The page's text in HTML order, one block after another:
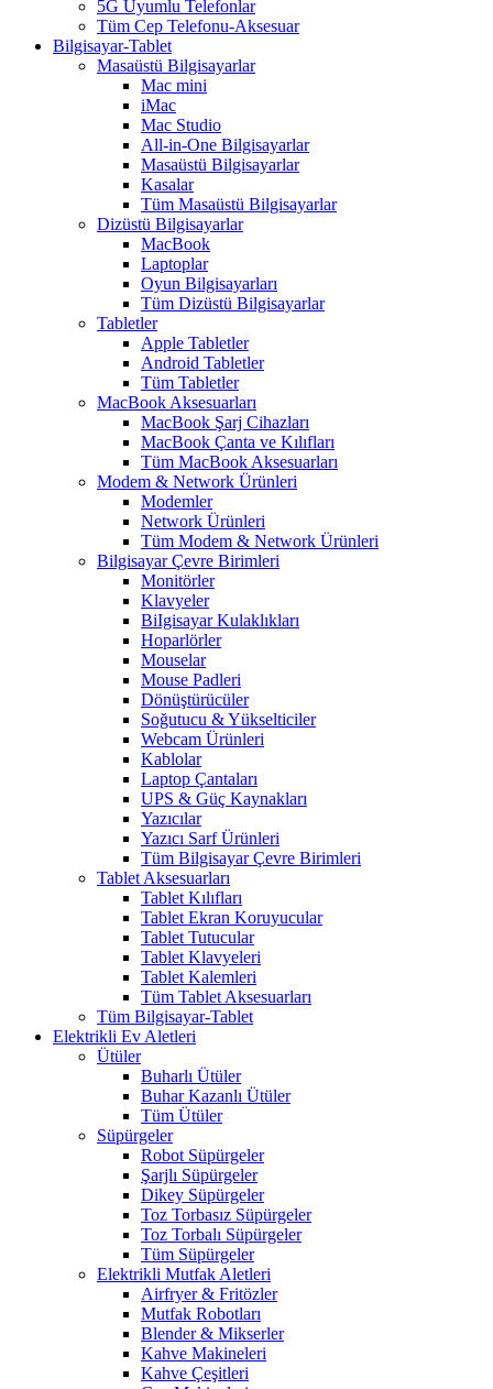
5G Uyumlu Telefonlar
Tüm Cep Telefonu-Aksesuar
Bilgisayar-Tablet
Masaüstü Bilgisayarlar
Mac mini
iMac
Mac Studio
All-in-One Bilgisayarlar
Masaüstü Bilgisayarlar
Kasalar
Tüm Masaüstü Bilgisayarlar
Dizüstü Bilgisayarlar
MacBook
Laptoplar
Oyun Bilgisayarları
Tüm Dizüstü Bilgisayarlar
Tabletler
Apple Tabletler
Android Tabletler
Tüm Tabletler
MacBook Aksesuarları
MacBook Şarj Cihazları
MacBook Çanta ve Kılıfları
Tüm MacBook Aksesuarları
Modem & Network Ürünleri
Modemler
Network Ürünleri
Tüm Modem & Network Ürünleri
Bilgisayar Çevre Birimleri
Monitörler
Klavyeler
BiIgisayar Kulaklıkları
Hoparlörler
Mouselar
Mouse Padleri
Dönüştürücüler
Soğutucu & Yükselticiler
Webcam Ürünleri
Kablolar
Laptop Çantaları
UPS & Güç Kaynakları
Yazıcılar
Yazıcı Sarf Ürünleri
Tüm Bilgisayar Çevre Birimleri
Tablet Aksesuarları
Tablet Kılıfları
Tablet Ekran Koruyucular
Tablet Tutucular
Tablet Klavyeleri
Tablet Kalemleri
Tüm Tablet Aksesuarları
Tüm Bilgisayar-Tablet
Elektrikli Ev Aletleri
Ütüler
Buharlı Ütüler
Buhar Kazanlı Ütüler
Tüm Ütüler
Süpürgeler
Robot Süpürgeler
Şarjlı Süpürgeler
Dikey Süpürgeler
Toz Torbasız Süpürgeler
Toz Torbalı Süpürgeler
Tüm Süpürgeler
Elektrikli Mutfak Aletleri
Airfryer & Fritözler
Mutfak Robotları
Blender & Mikserler
Kahve Makineleri
Kahve Çeşitleri